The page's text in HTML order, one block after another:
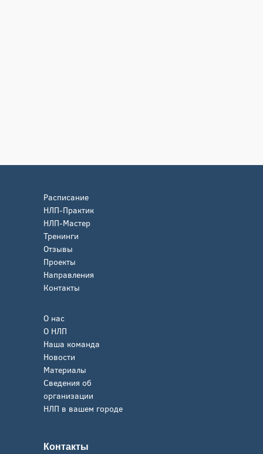
Расписание
НЛП-Практик
НЛП-Мастер
Тренинги
Отзывы
Проекты
Направления
Контакты
О нас
О НЛП
Наша команда
Новости
Материалы
Сведения об
организации
НЛП в вашем городе
Контакты